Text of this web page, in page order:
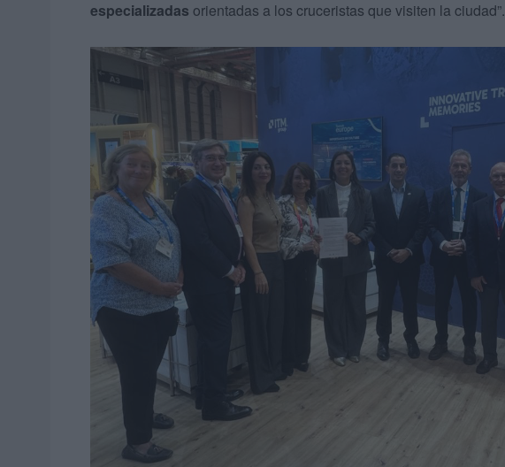
especializadas orientadas a los cruceristas que visiten la ciudad”.